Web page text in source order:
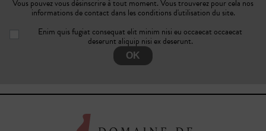
Vous pouvez vous désinscrire à tout moment. Vous trouverez pour cela nos
informations de contact dans les conditions d'utilisation du site.
Enim quis fugiat consequat elit minim nisi eu occaecat occaecat
deserunt aliquip nisi ex deserunt.
OK